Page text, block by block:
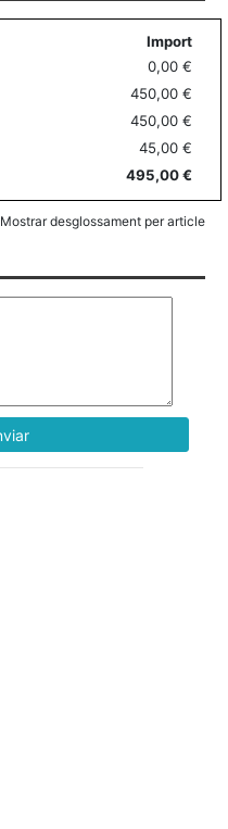
Import
0,00 €
450,00 €
450,00 €
45,00 €
495,00 €
Mostrar desglossament per article